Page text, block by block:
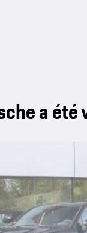
a été